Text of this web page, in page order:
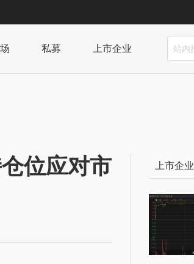
私募 上市企业
位应对市
上市企业